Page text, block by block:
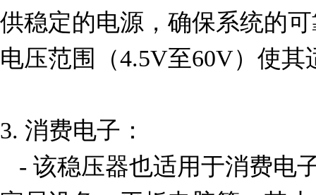
供稳定的电源，确保系统的
电压范围（4.5V至60V）使
3. 消费电子：